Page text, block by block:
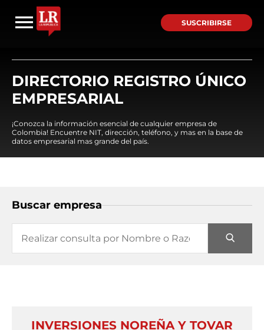
SUSCRIBIRSE
DIRECTORIO REGISTRO ÚNICO
EMPRESARIAL
¡Conozca la información esencial de cualquier empresa de
Colombia! Encuentre NIT, dirección, teléfono, y mas en la base de
datos empresarial mas grande del país.
Buscar empresa
INVERSIONES NOREÑA Y TOVAR